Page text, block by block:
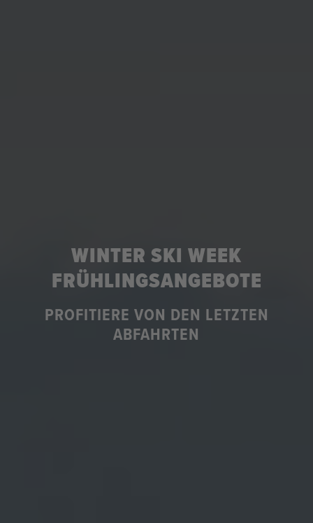
WINTER SKI WEEK
FRÜHLINGSANGEBOTE
PROFITIERE VON DEN LETZTEN
ABFAHRTEN